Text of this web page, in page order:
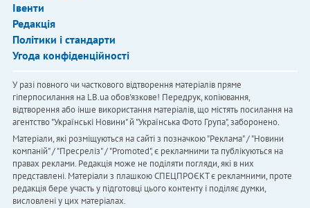
Івенти
Редакція
Політики і стандарти
Угода конфіденційності
У разі повного чи часткового відтворення матеріалів пряме
гіперпосилання на LB.ua обов'язкове! Передрук, копіювання,
відтворення або інше використання матеріалів, що містять посилання на
агентство "Українськi Новини" й "Українська Фото Група", заборонено.
Матеріали, які розміщуються на сайті з позначкою "Реклама" / "Новини
компаній" / "Пресреліз" / "Promoted", є рекламними та публікуються на
правах реклами. Редакція може не поділяти погляди, які в них
представлені. Матеріали з плашкою СПЕЦПРОЄКТ є рекламними, проте
редакція бере участь у підготовці цього контенту і поділяє думки,
висловлені у цих матеріалах.